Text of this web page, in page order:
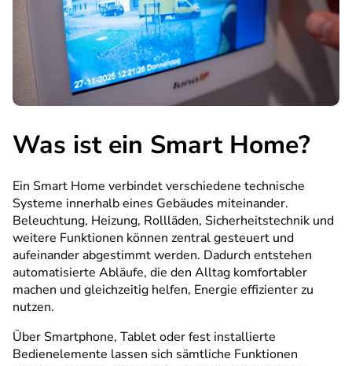
Was ist ein Smart Home?
Ein Smart Home verbindet verschiedene technische
Systeme innerhalb eines Gebäudes miteinander.
Beleuchtung, Heizung, Rollläden, Sicherheitstechnik und
weitere Funktionen können zentral gesteuert und
aufeinander abgestimmt werden. Dadurch entstehen
automatisierte Abläufe, die den Alltag komfortabler
machen und gleichzeitig helfen, Energie effizienter zu
nutzen.
Über Smartphone, Tablet oder fest installierte
Bedienelemente lassen sich sämtliche Funktionen